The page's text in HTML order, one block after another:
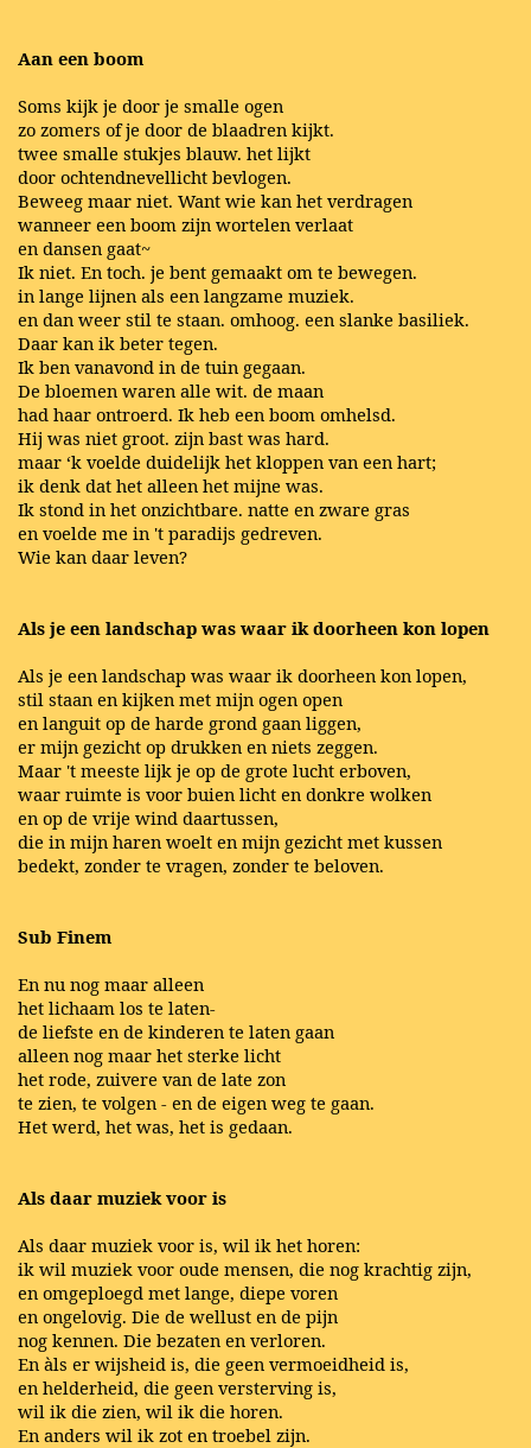
Aan een boom
Soms kijk je door je smalle ogen
zo zomers of je door de blaadren kijkt.
twee smalle stukjes blauw. het lijkt
door ochtendnevellicht bevlogen.
Beweeg maar niet. Want wie kan het verdragen
wanneer een boom zijn wortelen verlaat
en dansen gaat~
Ik niet. En toch. je bent gemaakt om te bewegen.
in lange lijnen als een langzame muziek.
en dan weer stil te staan. omhoog. een slanke basiliek.
Daar kan ik beter tegen.
Ik ben vanavond in de tuin gegaan.
De bloemen waren alle wit. de maan
had haar ontroerd. Ik heb een boom omhelsd.
Hij was niet groot. zijn bast was hard.
maar ‘k voelde duidelijk het kloppen van een hart;
ik denk dat het alleen het mijne was.
Ik stond in het onzichtbare. natte en zware gras
en voelde me in 't paradijs gedreven.
Wie kan daar leven?
Als je een landschap was waar ik doorheen kon lopen
Als je een landschap was waar ik doorheen kon lopen,
stil staan en kijken met mijn ogen open
en languit op de harde grond gaan liggen,
er mijn gezicht op drukken en niets zeggen.
Maar 't meeste lijk je op de grote lucht erboven,
waar ruimte is voor buien licht en donkre wolken
en op de vrije wind daartussen,
die in mijn haren woelt en mijn gezicht met kussen
bedekt, zonder te vragen, zonder te beloven.
Sub Finem
En nu nog maar alleen
het lichaam los te laten-
de liefste en de kinderen te laten gaan
alleen nog maar het sterke licht
het rode, zuivere van de late zon
te zien, te volgen - en de eigen weg te gaan.
Het werd, het was, het is gedaan.
Als daar muziek voor is
Als daar muziek voor is, wil ik het horen:
ik wil muziek voor oude mensen, die nog krachtig zijn,
en omgeploegd met lange, diepe voren
en ongelovig. Die de wellust en de pijn
nog kennen. Die bezaten en verloren.
En àls er wijsheid is, die geen vermoeidheid is,
en helderheid, die geen versterving is,
wil ik die zien, wil ik die horen.
En anders wil ik zot en troebel zijn.